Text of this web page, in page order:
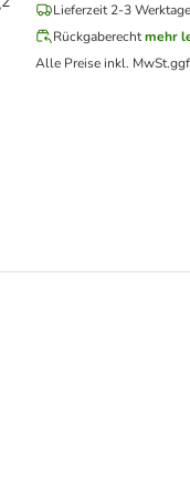
Lieferzeit 2-3
Rückgaberecht mehr
Alle Preise inkl. MwSt.